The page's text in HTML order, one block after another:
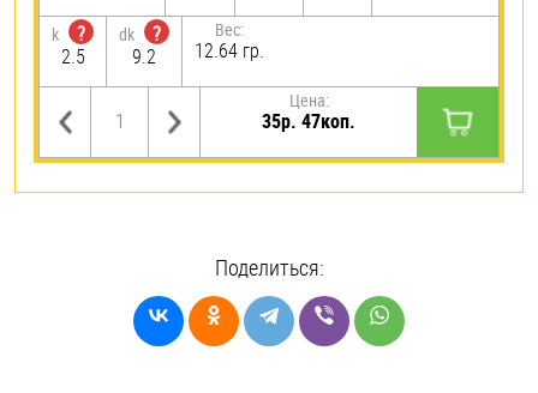
k
?
2.5
dk
?
9.2
Вес:
12.64 гр.
Цена:
35р. 47коп.
Поделиться: